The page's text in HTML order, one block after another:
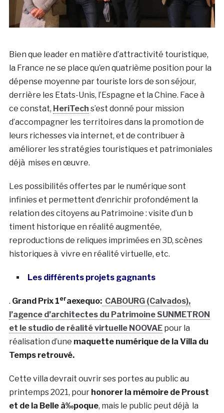
Bien que leader en matière d’attractivité touristique,
la France ne se place qu’en quatrième position pour la
dépense moyenne par touriste lors de son séjour,
derrière les Etats-Unis, l’Espagne et la Chine. Face à
ce constat, HeriTech s’est donné pour mission
d’accompagner les territoires dans la promotion de
leurs richesses via internet, et de contribuer à
améliorer les stratégies touristiques et patrimoniales
déjà mises en œuvre.
Les possibilités offertes par le numérique sont
infinies et permettent d’enrichir profondément la
relation des citoyens au Patrimoine : visite d’un b
timent historique en réalité augmentée,
reproductions de reliques imprimées en 3D, scènes
historiques à vivre en réalité virtuelle, etc.
Les différents projets gagnants
. Grand Prix 1eraexequo:CABOURG (Calvados),
l’agence d’architectes du Patrimoine SUNMETRON
et le studio de réalité virtuelle NOOVAEpour la
réalisation d’une maquette numérique de la Villa du
Temps retrouvé.
Cette villa devrait ouvrir ses portes au public au
printemps 2021, pour honorer la mémoire de Proust
et de la Belle à‰poque, mais le public peut déjà la